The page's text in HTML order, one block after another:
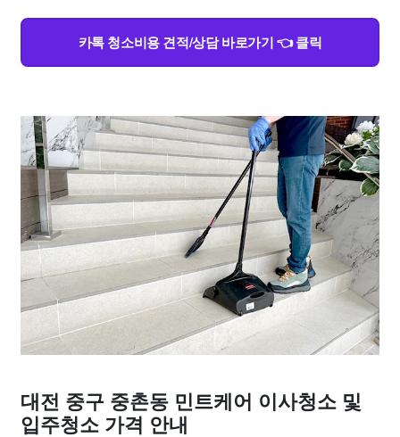
카톡 청소비용 견적/상담 바로가기 👈 클릭
대전 중구 중촌동 민트케어 이사청소 및
입주청소 가격 안내